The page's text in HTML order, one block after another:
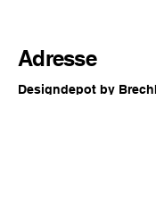
Adresse
Designdepot by